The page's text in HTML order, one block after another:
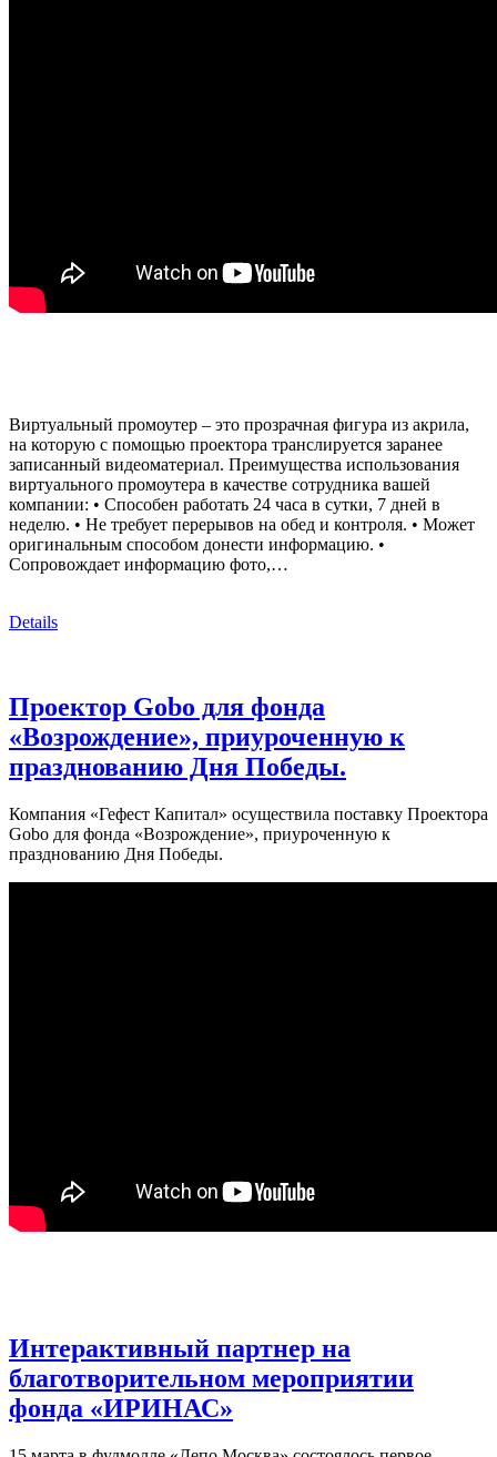
Виртуальный промоутер – это прозрачная фигура из акрила,
на которую с помощью проектора транслируется заранее
записанный видеоматериал. Преимущества использования
виртуального промоутера в качестве сотрудника вашей
компании: • Способен работать 24 часа в сутки, 7 дней в
неделю. • Не требует перерывов на обед и контроля. • Может
оригинальным способом донести информацию. •
Сопровождает информацию фото,…
Details
Проектор Gobo для фонда
«Возрождение», приуроченную к
празднованию Дня Победы.
Компания «Гефест Капитал» осуществила поставку Проектора
Gobo для фонда «Возрождение», приуроченную к
празднованию Дня Победы.
Интерактивный партнер на
благотворительном мероприятии
фонда «ИРИНАС»